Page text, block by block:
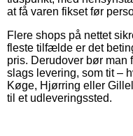
at få varen fikset før
Flere shops på nettet
fleste tilfælde er det
pris. Derudover bør
slags levering, som tit –
Køge, Hjørring eller
til et udleveringssted.